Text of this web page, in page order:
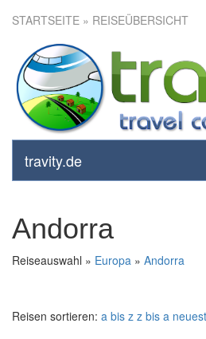
STARTSEITE » REISEÜBERSICHT
travity.de
Andorra
Reiseauswahl » Europa » Andorra
Reisen sortieren: a bis z z bis a